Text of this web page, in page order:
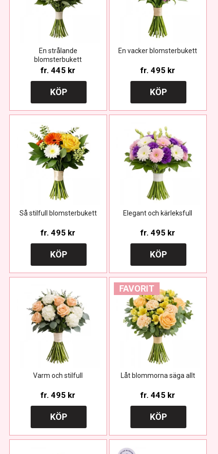
En strålande
blomsterbukett
fr. 445 kr
KÖP
En vacker blomsterbukett
fr. 495 kr
KÖP
Så stilfull blomsterbukett
fr. 495 kr
KÖP
Elegant och kärleksfull
fr. 495 kr
KÖP
Varm och stilfull
fr. 495 kr
KÖP
FAVORIT
Låt blommorna säga allt
fr. 445 kr
KÖP